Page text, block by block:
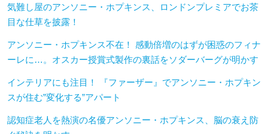
気難し屋のアンソニー・ホプキンス、ロンドンプレミアでお茶
目な仕草を披露！
アンソニー・ホプキンス不在！ 感動倍増のはずが困惑のフィナ
ーレに…。オスカー授賞式製作の裏話をソダーバーグが明かす
インテリアにも注目！ 『ファーザー』でアンソニー・ホプキン
スが住む”変化する”アパート
認知症老人を熱演の名優アンソニー・ホプキンス、脳の衰え防